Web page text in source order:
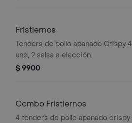
Fristiernos
Tenders de pollo apanado Crispy 4
und, 2 salsa a elección.
$ 9900
Combo Fristiernos
4 tenders de pollo apanado crispy